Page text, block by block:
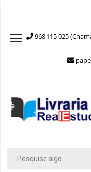
968 115 025